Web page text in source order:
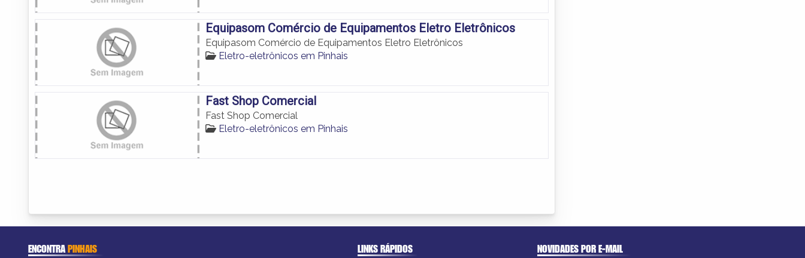
Equipasom Comércio de Equipamentos Eletro Eletrônicos
Equipasom Comércio de Equipamentos Eletro Eletrônicos
Eletro-eletrônicos em Pinhais
Fast Shop Comercial
Fast Shop Comercial
Eletro-eletrônicos em Pinhais
ENCONTRAPINHAIS LINKS RÁPIDOS NOVIDADES POR E-MAIL